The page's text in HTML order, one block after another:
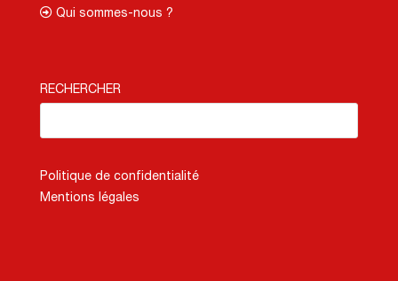
Qui sommes-nous ?
RECHERCHER
Politique de confidentialité
Mentions légales